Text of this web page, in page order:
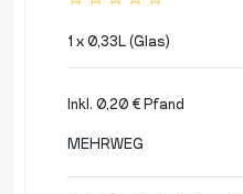
1 x 0,33L (Glas)
Inkl. 0,20 € Pfand
MEHRWEG